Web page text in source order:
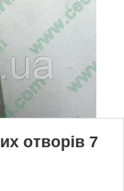
отворів 7